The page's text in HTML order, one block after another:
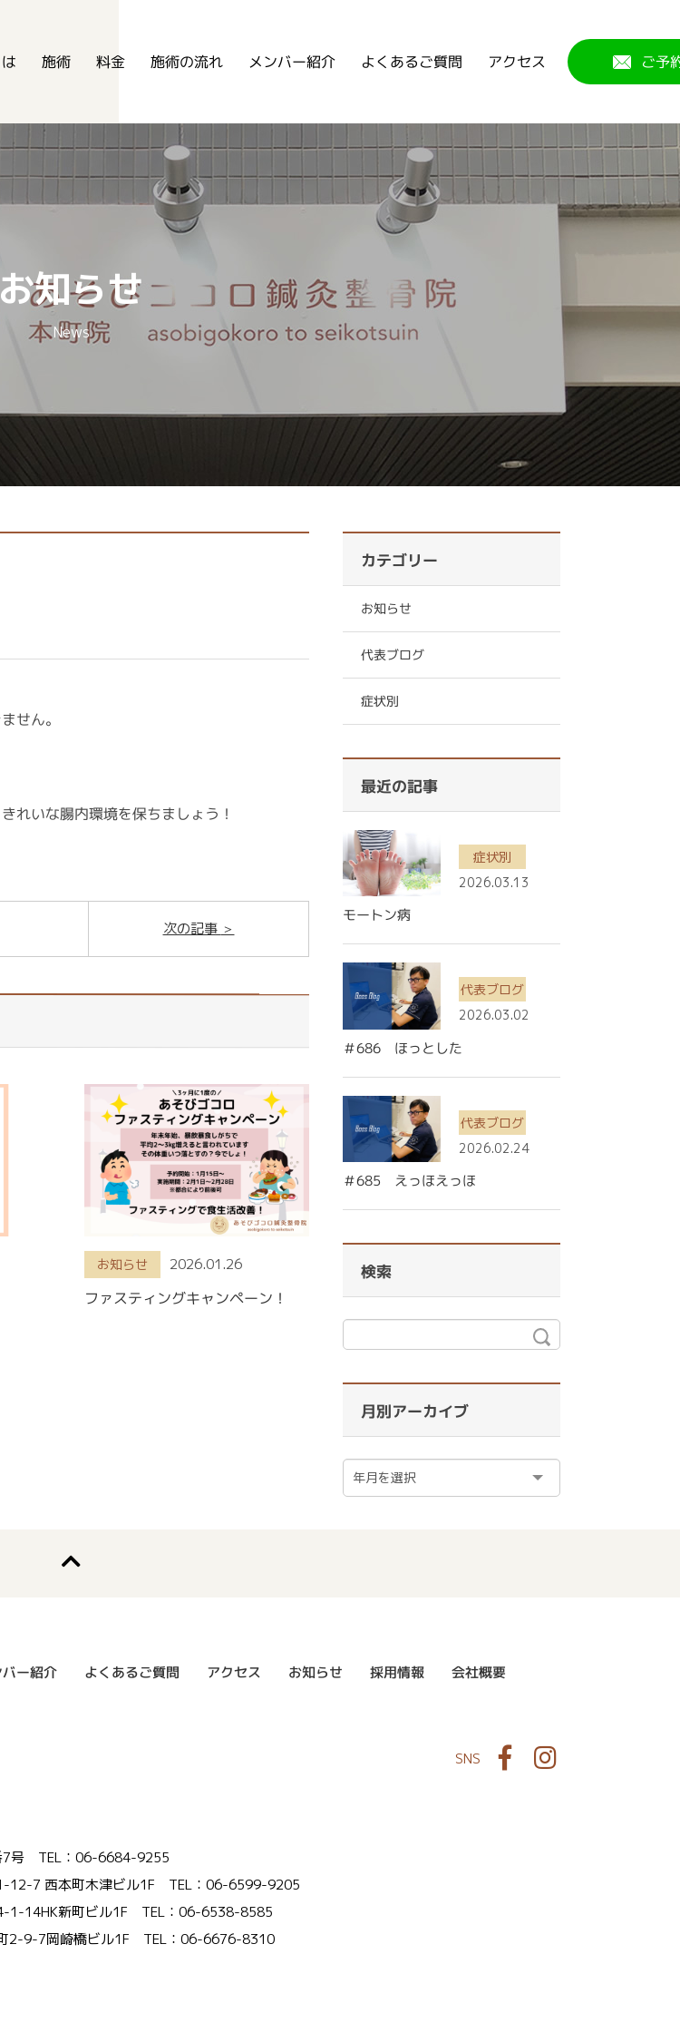
施術 料金 施術の流れ メンバー紹介 よくあるご質問 アクセス ご予
お知らせ
News
せん。
れいな腸内環境を保ちましょう！
次の記事
お知らせ 2026.01.26
ファスティングキャンペーン！
カテゴリー
お知らせ
代表ブログ
症状別
最近の記事
症状別
2026.03.13
モートン病
代表ブログ
2026.03.02
＃686 ほっとした
代表ブログ
2026.02.24
＃685 えっほえっほ
検索
月別アーカイブ
ー紹介 よくあるご質問 アクセス お知らせ 採用情報 会社概要
7号 TEL：06-6684-9255
12-7 西本町木津ビル1F TEL：06-6599-9205
1-14HK新町ビル1F TEL：06-6538-8585
2-9-7岡崎橋ビル1F TEL：06-6676-8310
SNS Facebook